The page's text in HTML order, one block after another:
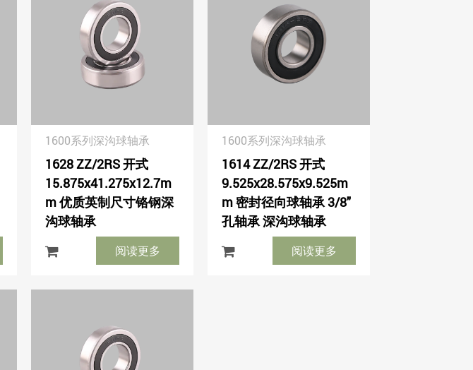
1600系列深沟球轴承
1628 ZZ/2RS 开式
15.875x41.275x12.7m
m 优质英制尺寸铬钢深
沟球轴承
阅读更多
1600系列深沟球轴承
1614 ZZ/2RS 开式
9.525x28.575x9.525m
m 密封径向球轴承 3/8"
孔轴承 深沟球轴承
阅读更多